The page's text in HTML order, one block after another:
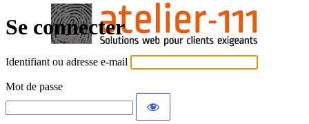
Se connecter
Identifiant ou adresse e-mail
Mot de passe